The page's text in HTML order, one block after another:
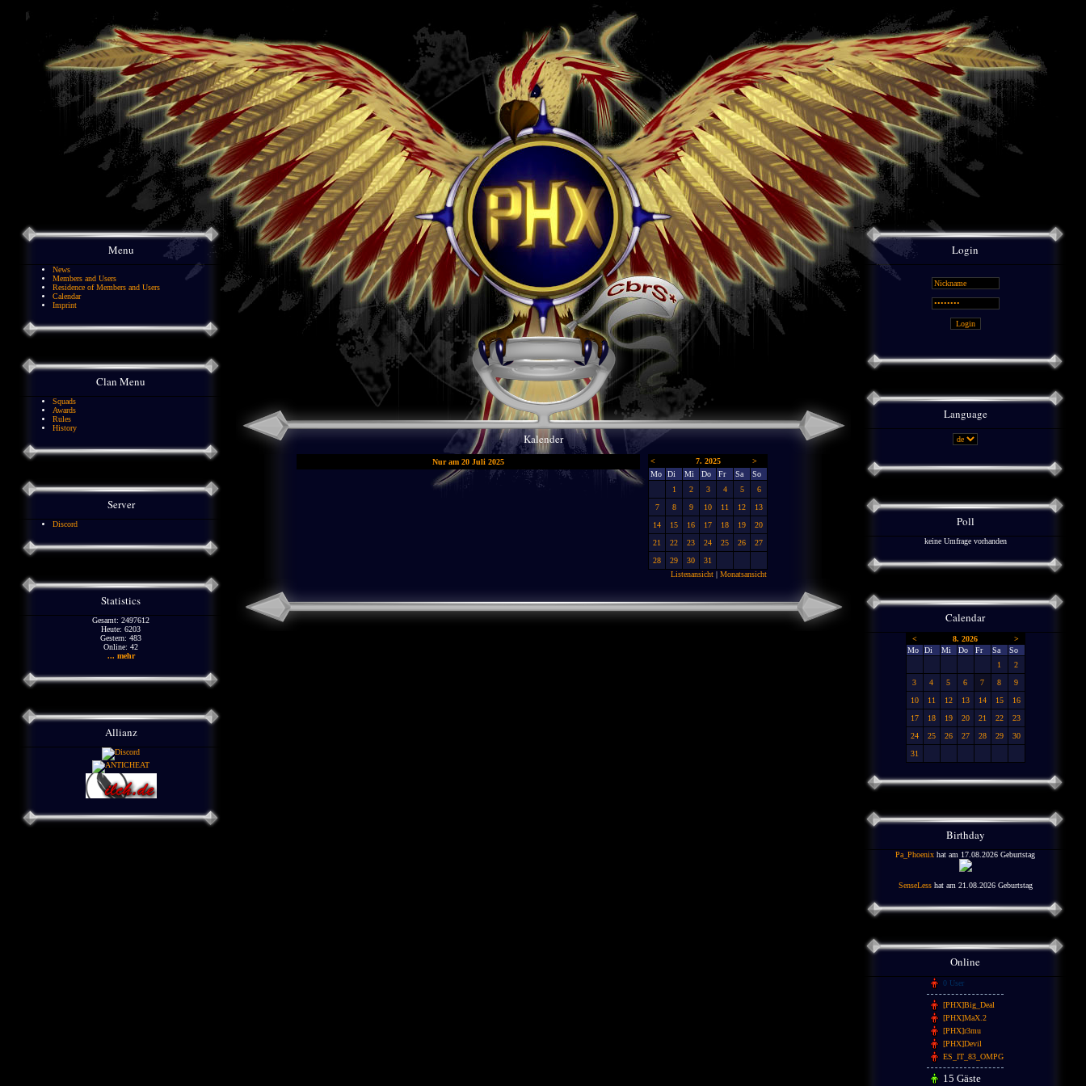
Menu
News
Members and Users
Residence of Members and Users
Calendar
Imprint
Clan Menu
Squads
Awards
Rules
History
Server
Discord
Statistics
Gesamt: 2497612
Heute: 6203
Gestern: 483
Online: 42
... mehr
Allianz
Kalender
Nur am 20 Juli 2025 < 7. 2025
>
Mo
Di Mi Do Fr Sa
So
1
2 3 4 5
6
7
8 9 10 11 12
13
14
15 16 17 18 19
20
21
22 23 24 25 26
27
28
29 30
31
Listenansicht | Monatsansicht
Login
Language
Poll
keine Umfrage vorhanden
Calendar
< 8. 2026
>
Mo
Di Mi Do Fr Sa
So
1
2
3
4 5 6 7 8
9
10
11 12 13 14 15
16
17
18 19 20 21 22
23
24
25 26 27 28 29
30
31
Birthday
Pa_Phoenix hat am 17.08.2026 Geburtstag
SenseLesshat am 21.08.2026 Geburtstag
Online
0 User
[PHX]Big_Deal
[PHX]MaX.2
[PHX]r3mu
[PHX]Devil
ES_IT_83_OMPG
15 Gäste